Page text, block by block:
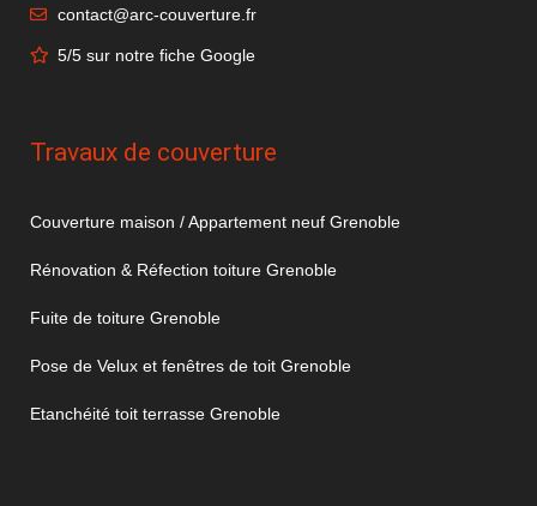
contact@arc-couverture.fr
5/5 sur notre fiche Google
Travaux de couverture
Couverture maison / Appartement neuf Grenoble
Rénovation & Réfection toiture Grenoble
Fuite de toiture Grenoble
Pose de Velux et fenêtres de toit Grenoble
Etanchéité toit terrasse Grenoble